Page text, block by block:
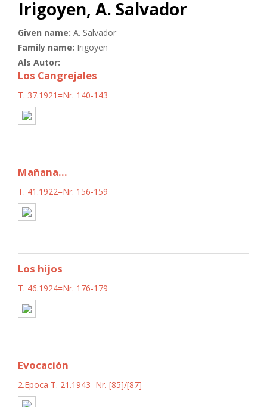
Irigoyen, A. Salvador
Given name: A. Salvador
Family name: Irigoyen
Als Autor:
Los Cangrejales
T. 37.1921=Nr. 140-143
Mañana...
T. 41.1922=Nr. 156-159
Los hijos
T. 46.1924=Nr. 176-179
Evocación
2.Epoca T. 21.1943=Nr. [85]/[87]